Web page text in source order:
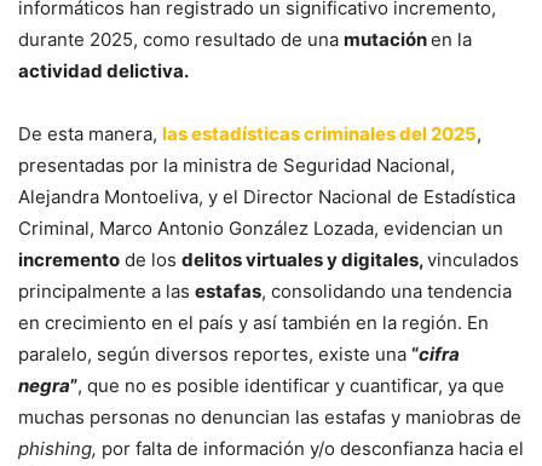
informáticos han registrado un significativo incremento,
durante 2025, como resultado de una mutaciónen la
actividad delictiva.
De esta manera, las estadísticas criminales del 2025,
presentadas por la ministra de Seguridad Nacional,
Alejandra Montoeliva, y el Director Nacional de Estadística
Criminal, Marco Antonio González Lozada, evidencian un
incremento de los delitos virtuales y digitales,vinculados
principalmente a las estafas, consolidando una tendencia
en crecimiento en el país y así también en la región. En
paralelo, según diversos reportes, existe una “cifra
negra”, que no es posible identificar y cuantificar, ya que
muchas personas no denuncian las estafas y maniobras de
phishing, por falta de información y/o desconfianza hacia el